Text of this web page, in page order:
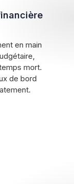
en main
mort.
de bord